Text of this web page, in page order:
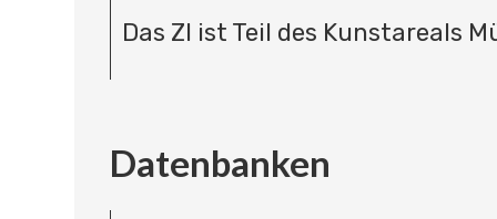
Das ZI ist Teil des Kunstareals
Datenbanken